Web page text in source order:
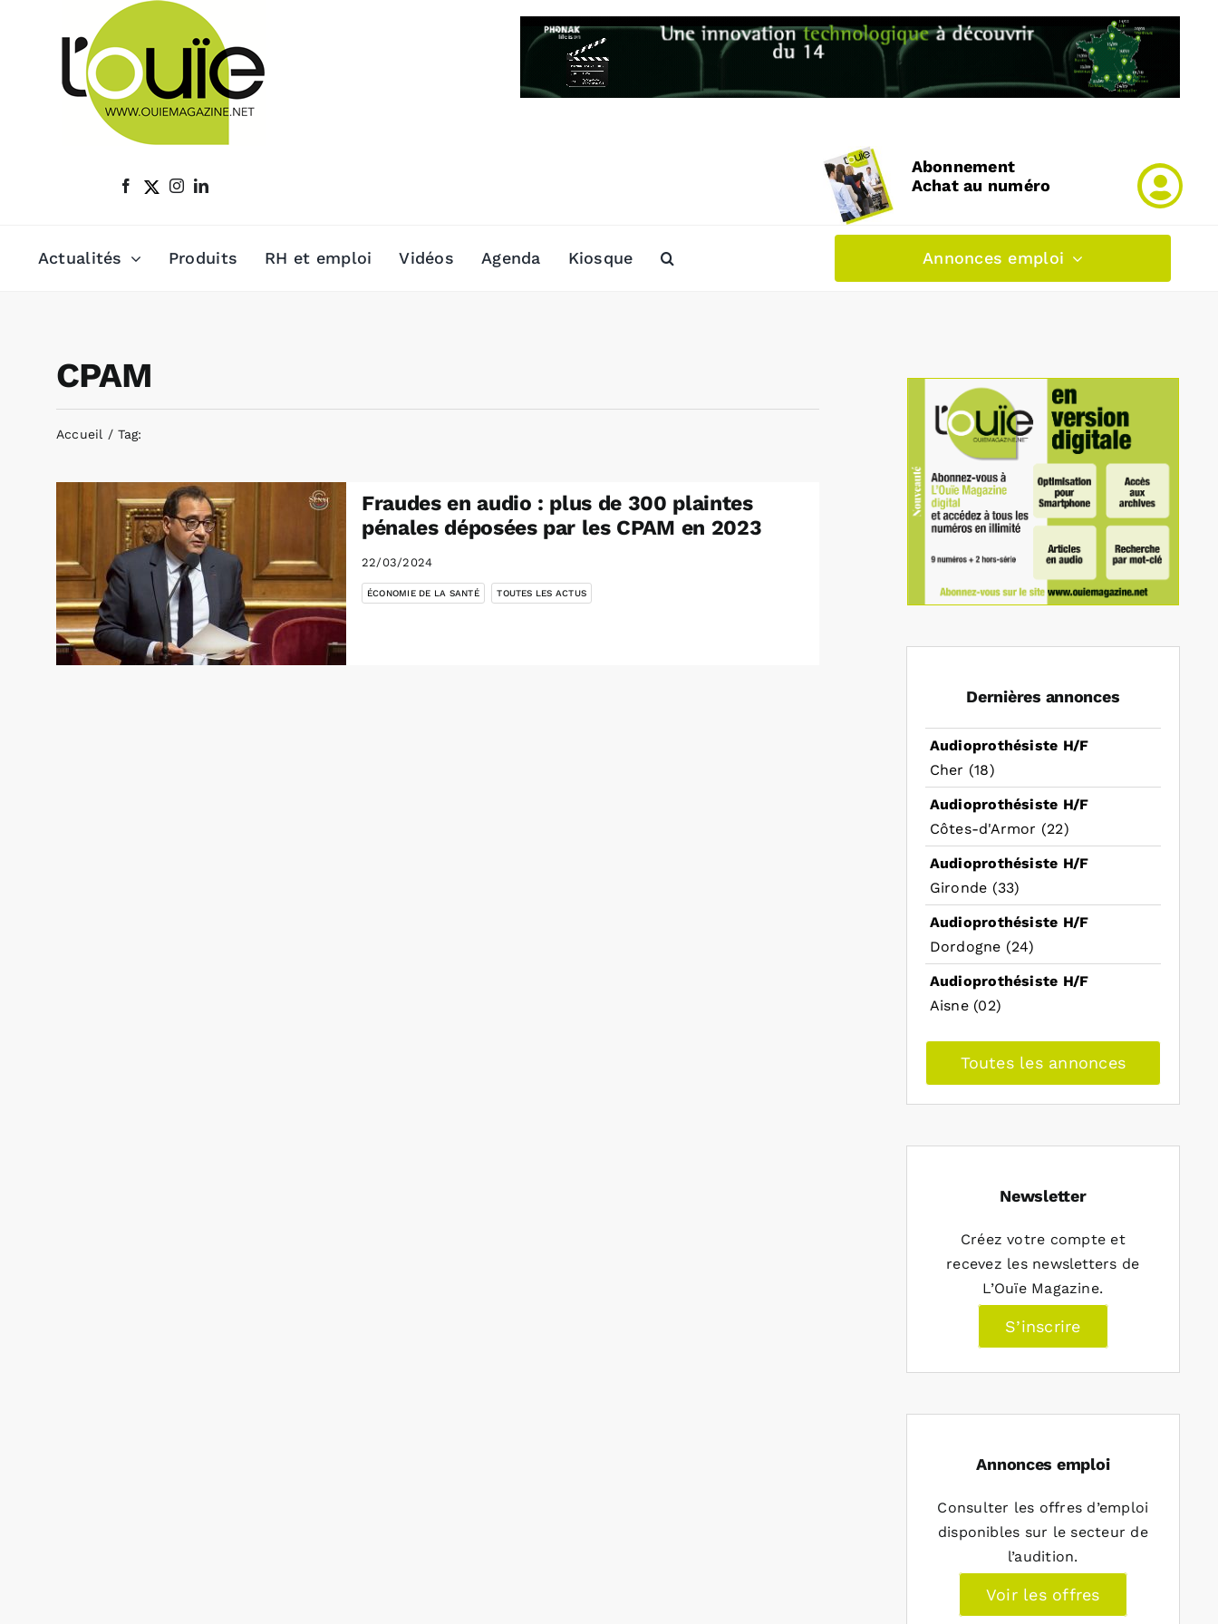
Abonnement
Achat au numéro
Actualités Produits RH et emploi Vidéos Agenda Kiosque Annonces emploi
CPAM
Accueil Tag:
Fraudes en audio : plus de 300 plaintes
pénales déposées par les CPAM en 2023
22/03/2024
ÉCONOMIE DE LA SANTÉ TOUTES LES ACTUS
Dernières annonces
Audioprothésiste H/F
Cher (18)
Audioprothésiste H/F
Côtes-d'Armor (22)
Audioprothésiste H/F
Gironde (33)
Audioprothésiste H/F
Dordogne (24)
Audioprothésiste H/F
Aisne (02)
Toutes les annonces
Newsletter
Créez votre compte et
recevez les newsletters de
L’Ouïe Magazine.
S’inscrire
Annonces emploi
Consulter les offres d’emploi
disponibles sur le secteur de
l’audition.
Voir les offres